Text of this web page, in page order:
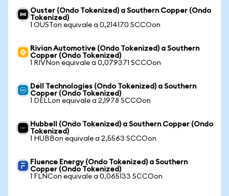
Ouster (Ondo Tokenized) a Southern Copper (Ondo
Tokenized)
1 OUSTon equivale a 0,214170 SCCOon
Rivian Automotive (Ondo Tokenized) a Southern
Copper (Ondo Tokenized)
1 RIVNon equivale a 0,079371 SCCOon
Dell Technologies (Ondo Tokenized) a Southern
Copper (Ondo Tokenized)
1 DELLon equivale a 2,1978 SCCOon
Hubbell (Ondo Tokenized) a Southern Copper (Ondo
Tokenized)
1 HUBBon equivale a 2,5563 SCCOon
Fluence Energy (Ondo Tokenized) a Southern
Copper (Ondo Tokenized)
1 FLNCon equivale a 0,065133 SCCOon